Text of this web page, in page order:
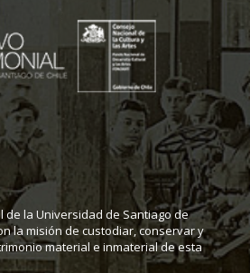
de la Universidad de Santiago de
la misión de custodiar, conservar y
material e inmaterial de esta